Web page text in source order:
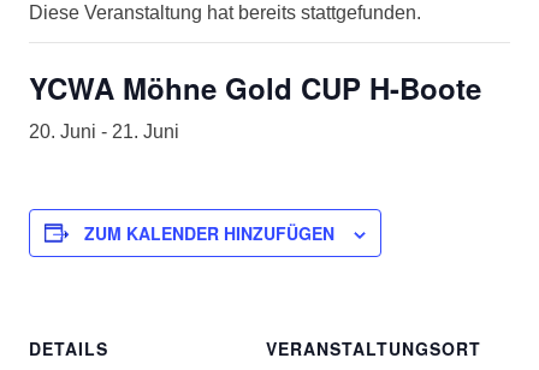
Diese Veranstaltung hat bereits stattgefunden.
YCWA Möhne Gold CUP H-Boote
20. Juni - 21. Juni
ZUM KALENDER HINZUFÜGEN
DETAILS
VERANSTALTUNGSORT